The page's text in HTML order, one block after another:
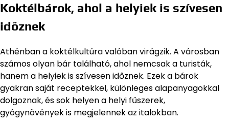
Koktélbárok, ahol a helyiek is szívesen
időznek
Athénban a koktélkultúra valóban virágzik. A városban
számos olyan bár található, ahol nemcsak a turisták,
hanem a helyiek is szívesen időznek. Ezek a bárok
gyakran saját receptekkel, különleges alapanyagokkal
dolgoznak, és sok helyen a helyi fűszerek,
gyógynövények is megjelennek az italokban.